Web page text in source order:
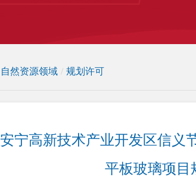
自然资源领域 / 规划许可
安宁高新技术产业开发区信义
平板玻璃项目